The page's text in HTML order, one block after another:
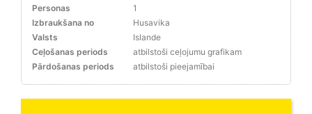
Personas
1
Izbraukšana no
Husavika
Valsts
Islande
Ceļošanas periods
atbilstoši ceļojumu grafikam
Pārdošanas periods
atbilstoši pieejamībai